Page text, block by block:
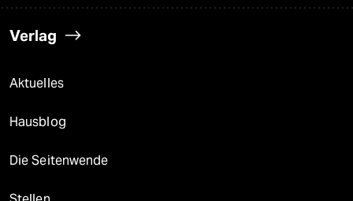
Verlag
Aktuelles
Hausblog
Die Seitenwende